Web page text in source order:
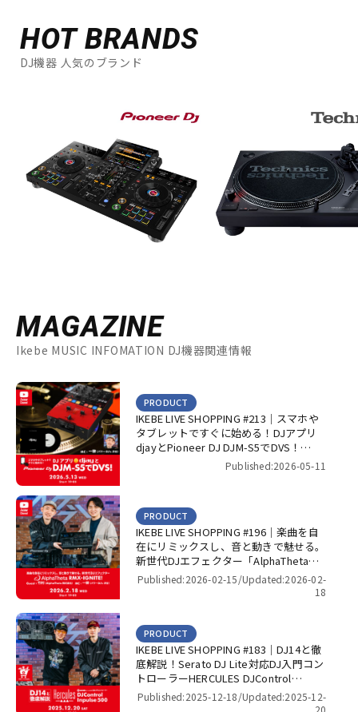
HOT BRANDS
DJ機器 人気のブランド
MAGAZINE
Ikebe MUSIC INFOMATION DJ機器関連情報
IKEBE LIVE SHOPPING #213｜スマホや
タブレットですぐに始める！DJアプリ
djayとPioneer DJ DJM-S5でDVS！
【presented by パワーDJ’s 渋谷】
PRODUCT
Published:2026-05-11
IKEBE LIVE SHOPPING #196｜楽曲を自
在にリミックスし、音と動きで魅せる。
新世代DJエフェクター「AlphaTheta
RMX-IGNITE」！【presented by パワー
PRODUCT
Published:2026-02-15/Updated:2026-02-
18
IKEBE LIVE SHOPPING #183｜DJ14と徹
底解説！Serato DJ Lite対応DJ入門コン
トローラーHERCULES DJControl
Inpulse 500！【presented by パワー
PRODUCT
Published:2025-12-18/Updated:2025-12-
20